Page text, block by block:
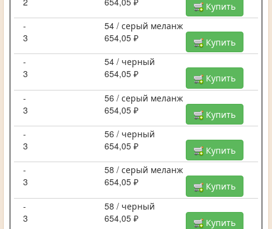
Купить
-
54 / серый меланж
3
654,05 ₽
Купить
-
54 / черный
3
654,05 ₽
Купить
-
56 / серый меланж
3
654,05 ₽
Купить
-
56 / черный
3
654,05 ₽
Купить
-
58 / серый меланж
3
654,05 ₽
Купить
-
58 / черный
3
654,05 ₽
Купить